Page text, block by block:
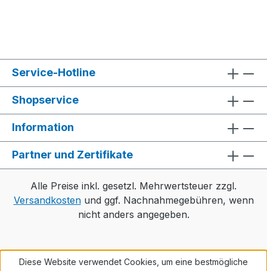
Service-Hotline
Shopservice
Information
Partner und Zertifikate
Alle Preise inkl. gesetzl. Mehrwertsteuer zzgl.
Versandkostenund ggf. Nachnahmegebühren, wenn
nicht anders angegeben.
Diese Website verwendet Cookies, um eine bestmögliche